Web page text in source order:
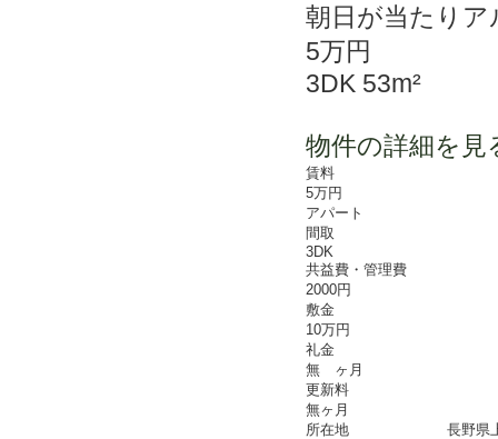
朝日が当たり
5万円
3DK 53m²
物件の詳細を見
賃料
5万円
アパート
間取
3DK
共益費・管理費
2000円
敷金
10万円
礼金
無 ヶ月
更新料
無ヶ月
所在地
長野県